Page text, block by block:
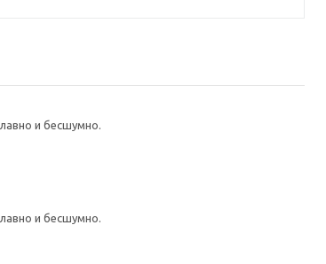
и бесшумно.
и бесшумно.